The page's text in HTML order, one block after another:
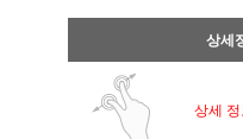
상세
상세